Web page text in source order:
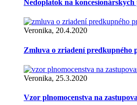
Nedoplatok na
Veronika, 20.4.2020
Zmluva o zriadení predkupného
Veronika, 25.3.2020
Vzor plnomocenstva na